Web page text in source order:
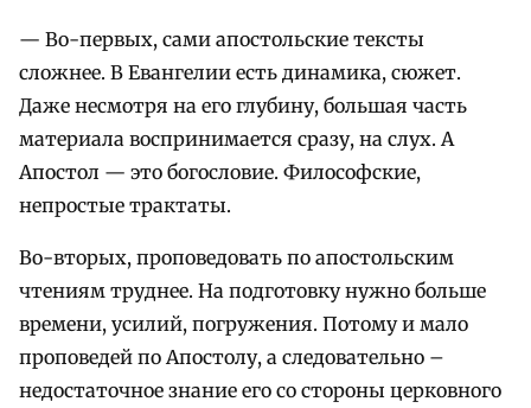
— Во-первых, сами апостольские тексты
сложнее. В Евангелии есть динамика, сюжет.
Даже несмотря на его глубину, большая часть
материала воспринимается сразу, на слух. А
Апостол — это богословие. Философские,
непростые трактаты.
Во-вторых, проповедовать по апостольским
чтениям труднее. На подготовку нужно больше
времени, усилий, погружения. Потому и мало
проповедей по Апостолу, а следовательно –
недостаточное знание его со стороны церковного